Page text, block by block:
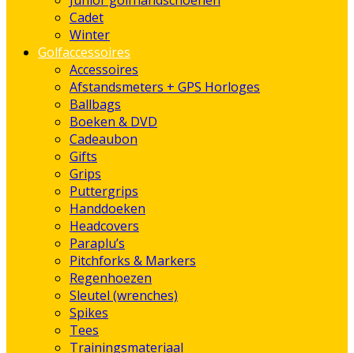
Cadet
Winter
Golfaccessoires
Accessoires
Afstandsmeters + GPS Horloges
Ballbags
Boeken & DVD
Cadeaubon
Gifts
Grips
Puttergrips
Handdoeken
Headcovers
Paraplu’s
Pitchforks & Markers
Regenhoezen
Sleutel (wrenches)
Spikes
Tees
Trainingsmateriaal